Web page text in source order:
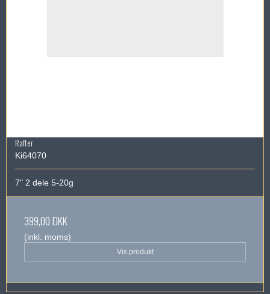
Rafter
Ki64070
7" 2 dele 5-20g
399,00 DKK
(inkl. moms)
Vis produkt